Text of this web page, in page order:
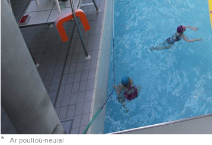
Ar poulloù-neuial